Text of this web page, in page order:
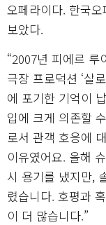
오페라이다. 한국
보았다.
“2007년 피에르 루
극장 프로덕션 ‘살
에 포기한 기억이
입에 크게 의존할
로서 관객 호응에
이유였어요. 올해
시 용기를 냈지만,
렸습니다. 호평과
이 더 많습니다.”